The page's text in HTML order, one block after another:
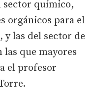
sector químico,
orgánicos para el
las del sector de
que mayores
el profesor